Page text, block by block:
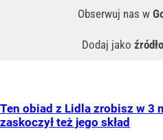
Obserwuj nas w
Dodaj jako
Ten obiad z Lidla zrobisz w 3
zaskoczył też jego skład